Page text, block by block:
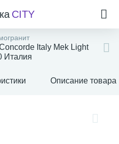
CITY
Italy Mek Light
Италия
Описание товара